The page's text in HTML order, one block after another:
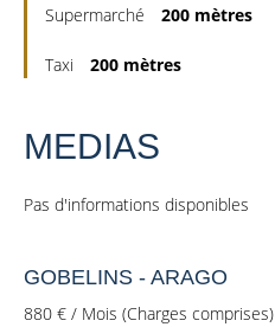
Supermarché 200 mètres
Taxi 200 mètres
MEDIAS
Pas d'informations disponibles
GOBELINS - ARAGO
880 € / Mois (Charges comprises)